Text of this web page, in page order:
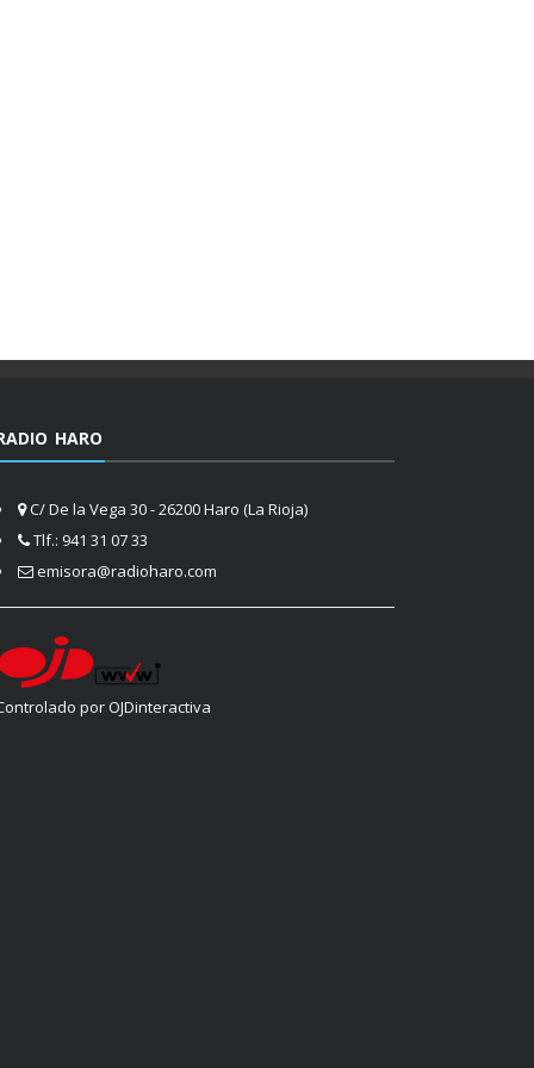
HARO
C/ De la Vega 30 - 26200 Haro (La Rioja)
Tlf.: 941 31 07 33
emisora@radioharo.com
por OJDinteractiva